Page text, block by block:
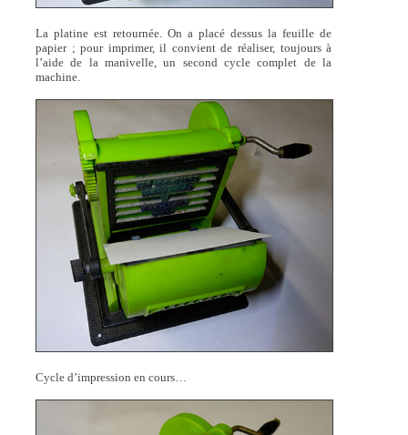
La platine est retournée. On a placé dessus la feuille de
papier ; pour imprimer, il convient de réaliser, toujours à
l’aide de la manivelle, un second cycle complet de la
machine.
Cycle d’impression en cours…